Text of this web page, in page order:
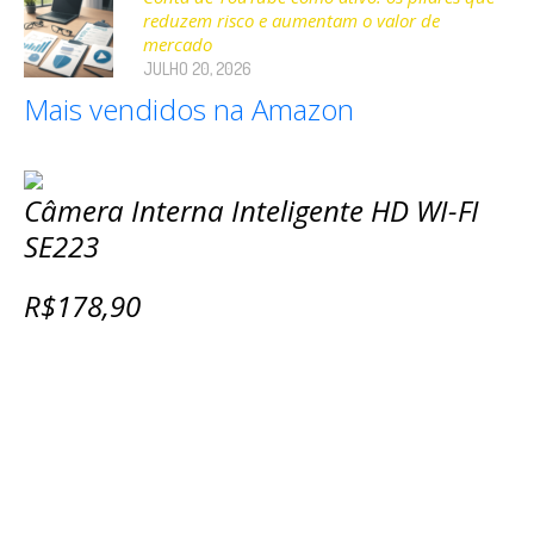
reduzem risco e aumentam o valor de
mercado
JULHO 20, 2026
Mais vendidos na Amazon
Câmera Interna Inteligente HD WI-FI
SE223
R$178,90